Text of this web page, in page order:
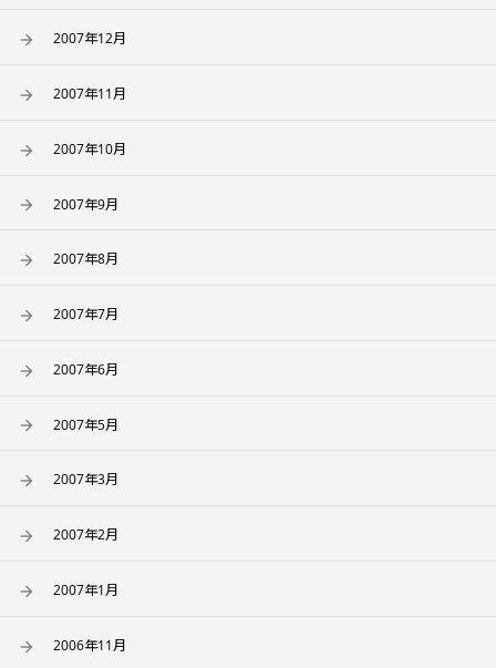
2007年12月
2007年11月
2007年10月
2007年9月
2007年8月
2007年7月
2007年6月
2007年5月
2007年3月
2007年2月
2007年1月
2006年11月